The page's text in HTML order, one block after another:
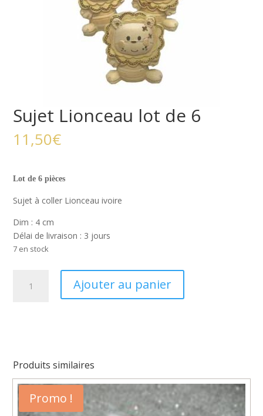
Sujet Lionceau lot de 6
11,50€
Lot de 6 pièces
Sujet à coller Lionceau ivoire
Dim : 4 cm
Délai de livraison : 3 jours
7 en stock
Ajouter au panier
Produits similaires
Promo !